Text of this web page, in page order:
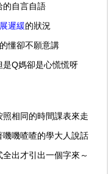
自言自語
遲緩的狀況
懂卻不願意講
Q媽卻是心慌慌呀
相同的時間課表來走
嘰喳喳的學大人說話
出才引出一個字來～